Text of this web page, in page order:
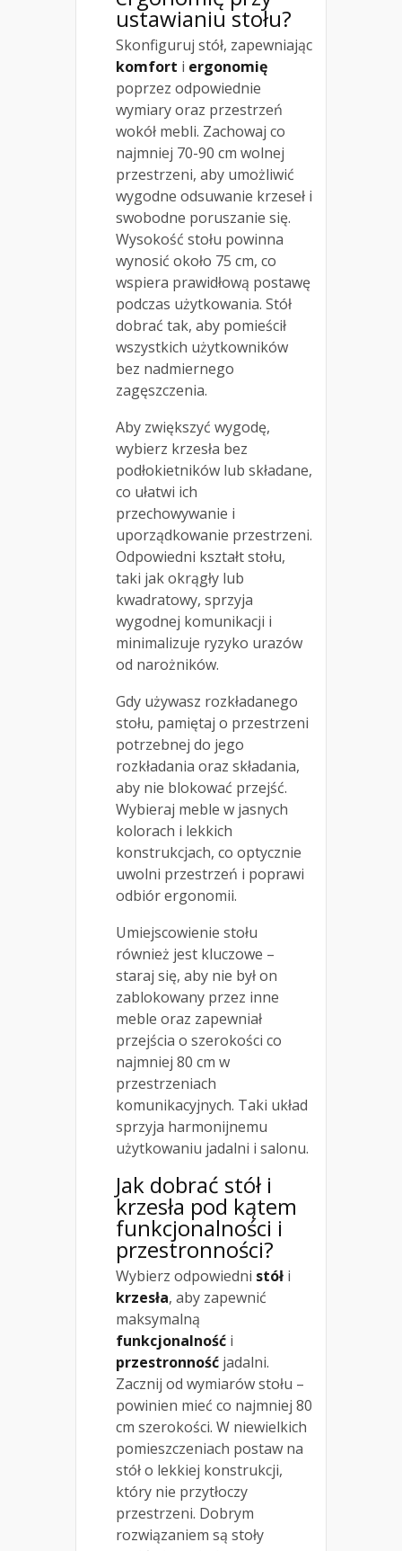
ustawianiu stołu?
Skonfiguruj stół, zapewniając
komfort i ergonomię
poprzez odpowiednie
wymiary oraz przestrzeń
wokół mebli. Zachowaj co
najmniej 70-90 cm wolnej
przestrzeni, aby umożliwić
wygodne odsuwanie krzeseł i
swobodne poruszanie się.
Wysokość stołu powinna
wynosić około 75 cm, co
wspiera prawidłową postawę
podczas użytkowania. Stół
dobrać tak, aby pomieścił
wszystkich użytkowników
bez nadmiernego
zagęszczenia.
Aby zwiększyć wygodę,
wybierz krzesła bez
podłokietników lub składane,
co ułatwi ich
przechowywanie i
uporządkowanie przestrzeni.
Odpowiedni kształt stołu,
taki jak okrągły lub
kwadratowy, sprzyja
wygodnej komunikacji i
minimalizuje ryzyko urazów
od narożników.
Gdy używasz rozkładanego
stołu, pamiętaj o przestrzeni
potrzebnej do jego
rozkładania oraz składania,
aby nie blokować przejść.
Wybieraj meble w jasnych
kolorach i lekkich
konstrukcjach, co optycznie
uwolni przestrzeń i poprawi
odbiór ergonomii.
Umiejscowienie stołu
również jest kluczowe –
staraj się, aby nie był on
zablokowany przez inne
meble oraz zapewniał
przejścia o szerokości co
najmniej 80 cm w
przestrzeniach
komunikacyjnych. Taki układ
sprzyja harmonijnemu
użytkowaniu jadalni i salonu.
Jak dobrać stół i
krzesła pod kątem
funkcjonalności i
przestronności?
Wybierz odpowiedni stół i
krzesła, aby zapewnić
maksymalną
funkcjonalność i
przestronność jadalni.
Zacznij od wymiarów stołu –
powinien mieć co najmniej 80
cm szerokości. W niewielkich
pomieszczeniach postaw na
stół o lekkiej konstrukcji,
który nie przytłoczy
przestrzeni. Dobrym
rozwiązaniem są stoły